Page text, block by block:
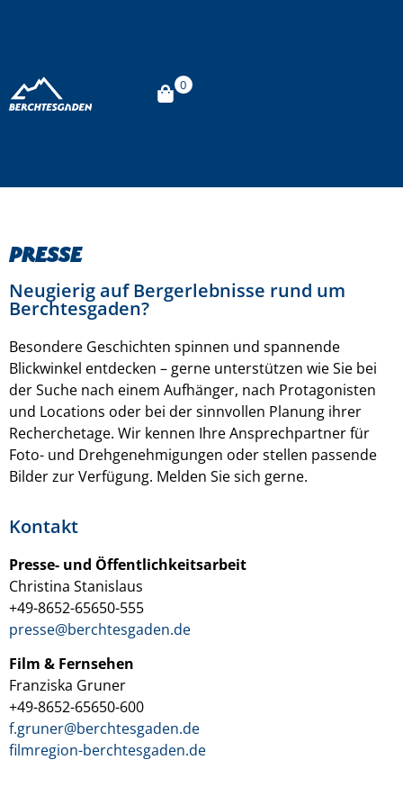
0
Presse
Neugierig auf Bergerlebnisse rund um
Berchtesgaden?
Besondere Geschichten spinnen und spannende
Blickwinkel entdecken – gerne unterstützen wie Sie bei
der Suche nach einem Aufhänger, nach Protagonisten
und Locations oder bei der sinnvollen Planung ihrer
Recherchetage. Wir kennen Ihre Ansprechpartner für
Foto- und Drehgenehmigungen oder stellen passende
Bilder zur Verfügung. Melden Sie sich gerne.
Kontakt
Presse- und Öffentlichkeitsarbeit
Christina Stanislaus
+49-8652-65650-555
presse@berchtesgaden.de
Film & Fernsehen
Franziska Gruner
+49-8652-65650-600
f.gruner@berchtesgaden.de
filmregion-berchtesgaden.de